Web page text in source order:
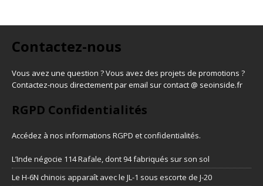
Contactez-nous
Vous avez une question ? Vous avez des projets de promotions ?
Contactez-nous directement par email sur contact @ seoinside.fr
RGPD Confidentialités
Accédez à nos informations RGPD et confidentialités.
L’Inde négocie 114 Rafale, dont 94 fabriqués sur son sol
Le H-6N chinois apparaît avec le JL-1 sous escorte de J-20